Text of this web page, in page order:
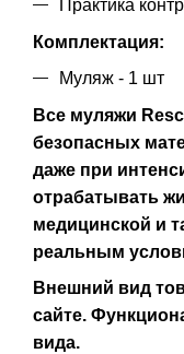
Практика
Комплектация:
Муляж - 1 шт
Все муляжи
безопасных
даже при
отрабатывать
медицинской и
реальным
Внешний вид
сайте.
вида.